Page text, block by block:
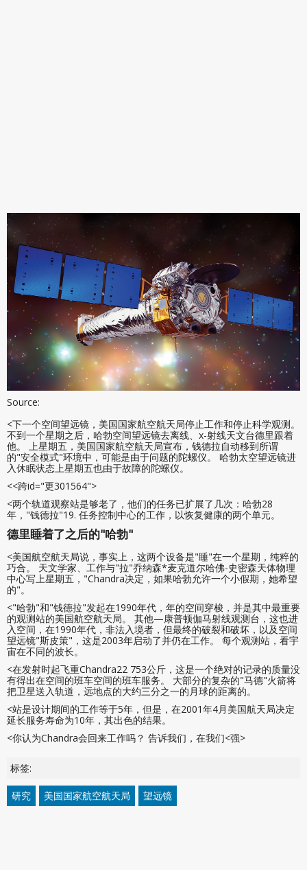
Source:
<下一个空间望远镜，美国国家航空航天局停止工作和停止科学观测。
不到一个星期之后，哈勃空间望远镜去离线、x-射线天文台德里跟着
他。 上星期五，美国国家航空航天局宣布，钱德拉自动移到所谓
的"安全模式"环境中，可能是由于问题的陀螺仪。 哈勃太空望远镜进
入休眠状态上星期五也由于故障的陀螺仪。
<<跨id="更301564">
<两个轨道观察站是够老了，他们的任务已扩展了几次：哈勃28
年，"钱德拉"19. 任务控制中心的工作，以恢复健康的两个单元。
德里睡着了之后的"哈勃"
<美国航空航天局说，事实上，这两个设备是"睡"在一个星期，纯粹的
巧合。 天文学家、工作与"拉"乔纳森*麦克道尔哈佛-史密森天体物理
中心写上星期五，"Chandra决定，如果哈勃允许一个小假期，她希望
的"。
<"哈勃"和"钱德拉"发起在1990年代，年的空间穿梭，并是其中最重要
的观测站的美国航空航天局。 其他—康普顿伽马射线观测台，这也进
入空间，在1990年代，非法入境者，但最终的破裂和破坏，以及空间
望远镜"斯皮策"，这是2003年启动了并仍在工作。 每个观测站，看宇
宙在不同的波长。
<在发射时起飞重Chandra22 753公斤，这是一个绝对的记录的质量没
有得出在空间的班车空间的班车服务。 大部分的复杂的"马德"火箭将
把卫星送入轨道，远地点的大约三分之一的月球的距离的。
<站是设计期间的工作等于5年，但是，在2001年4月美国航天局决定
延长服务寿命为10年，其出色的结果。
<你认为Chandra会回来工作吗？ 告诉我们，在我们<强>
标签:
研究 美国国家航空航天局 望远镜